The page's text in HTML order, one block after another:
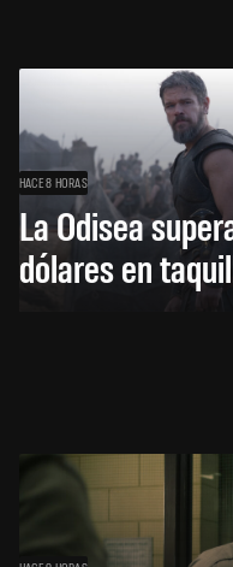
HACE 8 HORAS
La Odisea
dólares en